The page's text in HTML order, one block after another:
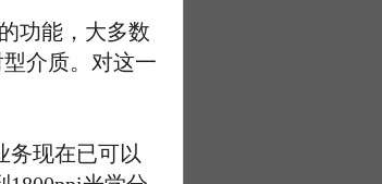
功能，大多数
介质。对这一
现在已可以